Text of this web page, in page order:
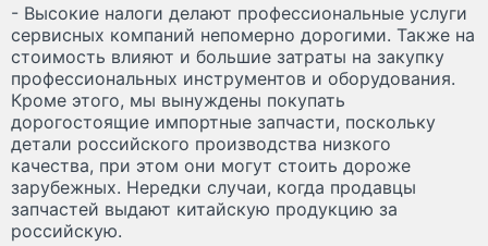
- Высокие налоги делают профессиональные услуги
сервисных компаний непомерно дорогими. Также на
стоимость влияют и большие затраты на закупку
профессиональных инструментов и оборудования.
Кроме этого, мы вынуждены покупать
дорогостоящие импортные запчасти, поскольку
детали российского производства низкого
качества, при этом они могут стоить дороже
зарубежных. Нередки случаи, когда продавцы
запчастей выдают китайскую продукцию за
российскую.